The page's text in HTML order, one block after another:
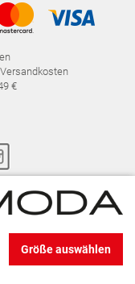
Größe auswählen
€
WIDERRUFSRECHT